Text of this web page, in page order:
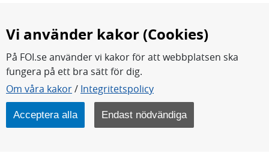
FOI forskar för en säkrare värld.
FOI:s kärnverksamhet är forskning, metod- och
teknikutveckling samt analyser och studier.
Myndigheten ligger under Försvarsdepartementet.
Vi använder kakor (Cookies)
På FOI.se använder vi kakor för att webbplatsen ska
fungera på ett bra sätt för dig.
Om våra kakor/ Integritetspolicy
Acceptera alla Endast nödvändiga